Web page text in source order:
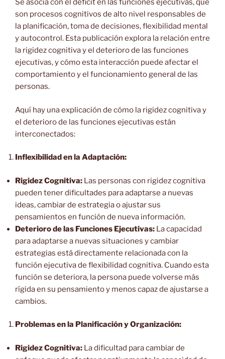
Se asocia con el déficit en las funciones ejecutivas, que
son procesos cognitivos de alto nivel responsables de
la planificación, toma de decisiones, flexibilidad mental
y autocontrol. Esta publicación explora la relación entre
la rigidez cognitiva y el deterioro de las funciones
ejecutivas, y cómo esta interacción puede afectar el
comportamiento y el funcionamiento general de las
personas.
Aquí hay una explicación de cómo la rigidez cognitiva y
el deterioro de las funciones ejecutivas están
interconectados:
Inflexibilidad en la Adaptación:
Rigidez Cognitiva: Las personas con rigidez cognitiva
pueden tener dificultades para adaptarse a nuevas
ideas, cambiar de estrategia o ajustar sus
pensamientos en función de nueva información.
Deterioro de las Funciones Ejecutivas: La capacidad
para adaptarse a nuevas situaciones y cambiar
estrategias está directamente relacionada con la
función ejecutiva de flexibilidad cognitiva. Cuando esta
función se deteriora, la persona puede volverse más
rígida en su pensamiento y menos capaz de ajustarse a
cambios.
Problemas en la Planificación y Organización:
Rigidez Cognitiva: La dificultad para cambiar de